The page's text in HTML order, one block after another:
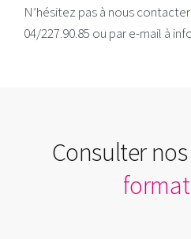
N’hésitez pas à nous
04/227.90.85 ou par e-mail à
Consulter